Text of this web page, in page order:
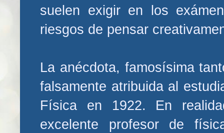
suelen exigir en los
riesgos de pensar
La anécdota, famosísima
falsamente atribuida al
Física en 1922. En
excelente profesor de